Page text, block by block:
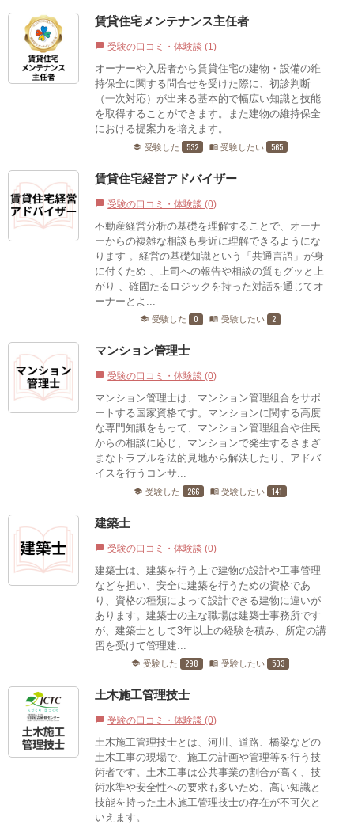
賃貸住宅メンテナンス主任者
chat_bubble 受験の口コミ・体験談 (1)
オーナーや入居者から賃貸住宅の建物・設備の維
持保全に関する問合せを受けた際に、初診判断
（一次対応）が出来る基本的で幅広い知識と技能
を取得することができます。また建物の維持保全
における提案力を培えます。
school 受験した 532 menu_book 受験したい 565
賃貸住宅経営アドバイザー
chat_bubble 受験の口コミ・体験談 (0)
不動産経営分析の基礎を理解することで、オーナ
ーからの複雑な相談も身近に理解できるようにな
ります 。経営の基礎知識という「共通言語」が身
に付くため 、上司への報告や相談の質もグッと上
がり 、確固たるロジックを持った対話を通じてオ
ーナーとよ...
school 受験した 0 menu_book 受験したい 2
マンション管理士
chat_bubble 受験の口コミ・体験談 (0)
マンション管理士は、マンション管理組合をサポ
ートする国家資格です。マンションに関する高度
な専門知識をもって、マンション管理組合や住民
からの相談に応じ、マンションで発生するさまざ
まなトラブルを法的見地から解決したり、アドバ
イスを行うコンサ...
school 受験した 266 menu_book 受験したい 141
建築士
chat_bubble 受験の口コミ・体験談 (0)
建築士は、建築を行う上で建物の設計や工事管理
などを担い、安全に建築を行うための資格であ
り、資格の種類によって設計できる建物に違いが
あります。建築士の主な職場は建築士事務所です
が、建築士として3年以上の経験を積み、所定の講
習を受けて管理建...
school 受験した 298 menu_book 受験したい 503
土木施工管理技士
chat_bubble 受験の口コミ・体験談 (0)
土木施工管理技士とは、河川、道路、橋梁などの
土木工事の現場で、施工の計画や管理等を行う技
術者です。土木工事は公共事業の割合が高く、技
術水準や安全性への要求も多いため、高い知識と
技能を持った土木施工管理技士の存在が不可欠と
いえます。